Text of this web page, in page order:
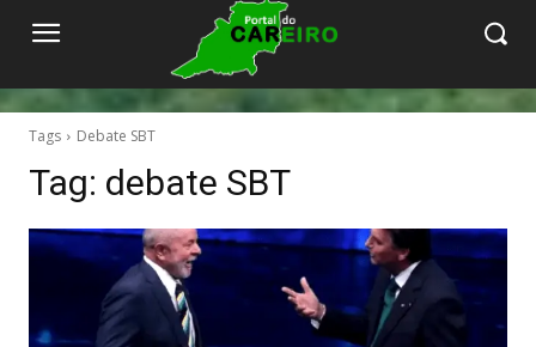
Tags Debate SBT
Tag: debate SBT